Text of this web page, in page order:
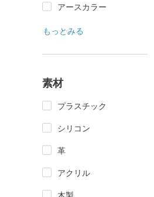
アースカラー
もっとみる
素材
プラスチック
シリコン
革
アクリル
木製